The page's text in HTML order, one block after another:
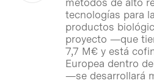
tecnologías para
productos
proyecto —que
7,7 M€ y está
Europea dentro
—se desarrollará